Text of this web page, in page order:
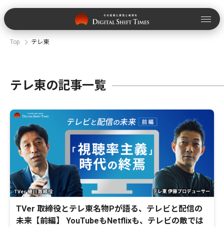
Top テレ東
テレ東の記事一覧
TVer 取締役とテレ東名物Pが語る、テレビと配信の
未来【前編】 YouTubeもNetflixも、テレビの敵では